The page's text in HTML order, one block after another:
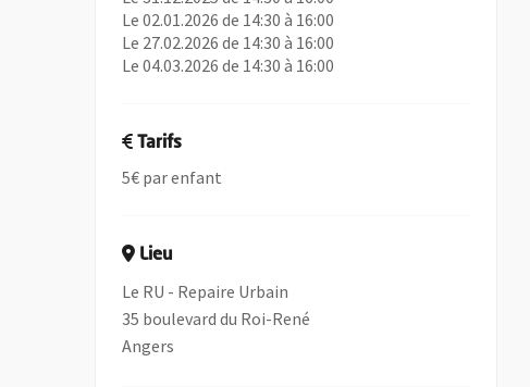
Le 02.01.2026 de 14:30 à 16:00
Le 27.02.2026 de 14:30 à 16:00
Le 04.03.2026 de 14:30 à 16:00
Tarifs
5€ par enfant
Lieu
Le RU - Repaire Urbain
35 boulevard du Roi-René
Angers